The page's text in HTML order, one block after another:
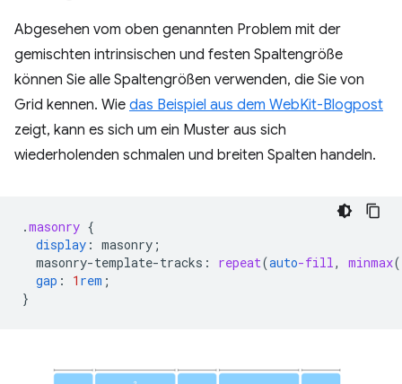
Abgesehen vom oben genannten Problem mit der
gemischten intrinsischen und festen Spaltengröße
können Sie alle Spaltengrößen verwenden, die Sie von
Grid kennen. Wie das Beispiel aus dem WebKit-Blogpost
zeigt, kann es sich um ein Muster aus sich
wiederholenden schmalen und breiten Spalten handeln.
.masonry {
display : masonry ;
masonry-template-tracks : repeat(auto-fill, minmax(
gap : 1 rem ;
}